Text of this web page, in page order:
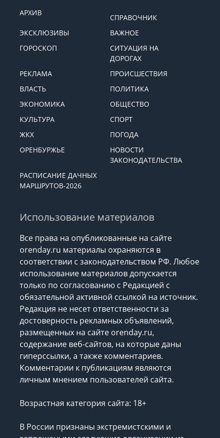
АРХИВ
СПРАВОЧНИК
ЭКСКЛЮЗИВЫ
ВАЖНОЕ
ГОРОСКОП
СИТУАЦИЯ НА
ДОРОГАХ
РЕКЛАМА
ПРОИСШЕСТВИЯ
ВЛАСТЬ
ПОЛИТИКА
ЭКОНОМИКА
ОБЩЕСТВО
КУЛЬТУРА
СПОРТ
ЖКХ
ПОГОДА
ОРЕНБУРЖЬЕ
НОВОСТИ
ЗАКОНОДАТЕЛЬСТВА
РАСПИСАНИЕ ДАЧНЫХ
МАРШРУТОВ-2026
Использование материалов
Все права на опубликованные на сайте
orenday.ru материалы охраняются в
соответствии с законодательством РФ. Любое
использование материалов допускается
только по согласованию с Редакцией с
обязательной активной ссылкой на источник.
Редакция не несет ответственности за
достоверность рекламных объявлений,
размещенных на сайте orenday.ru,
содержание веб-сайтов, на которые даны
гиперссылки, а также комментариев.
Комментарии к публикациям являются
личным мнением пользователей сайта.
Возрастная категория сайта: 18+
В России признаны экстремистскими и